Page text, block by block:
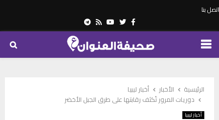
اتصل بنا
Facebook
Twitter
Youtube
Rss
Telegram
PRIMARY
الرئيسية الأخبار
أخبار ليبيا
دوريات المرور تُكثف رقابتها على طرق الجبل الأخضر
أخبار ليبيا